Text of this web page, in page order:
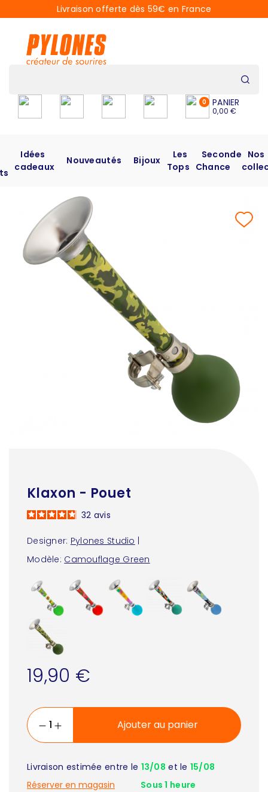
Livraison offerte dès 59€ en France
0 PANIER
0,00 €
Idées
cadeaux
Nouveautés Bijoux
Les
Tops
Seconde
Chance
Nos
Klaxon - Pouet
Designer: Pylones Studio
Modèle: Camouflage Green
32 avis
19,90 €
Ajouter au panier
Livraison estimée entre le 13/08 et le 15/08
Réserver en magasin
Sous 1 heure